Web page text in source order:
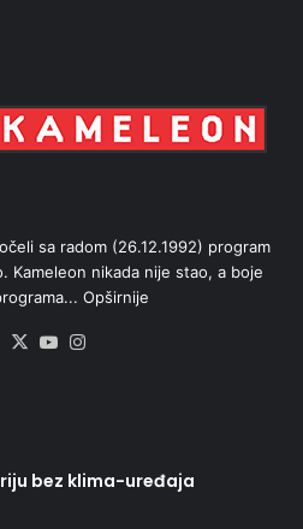
sa radom (26.12.1992) program
Kameleon nikada nije stao, a boje
Opširnije
Facebook
X YouTube
bez klima-uređaja